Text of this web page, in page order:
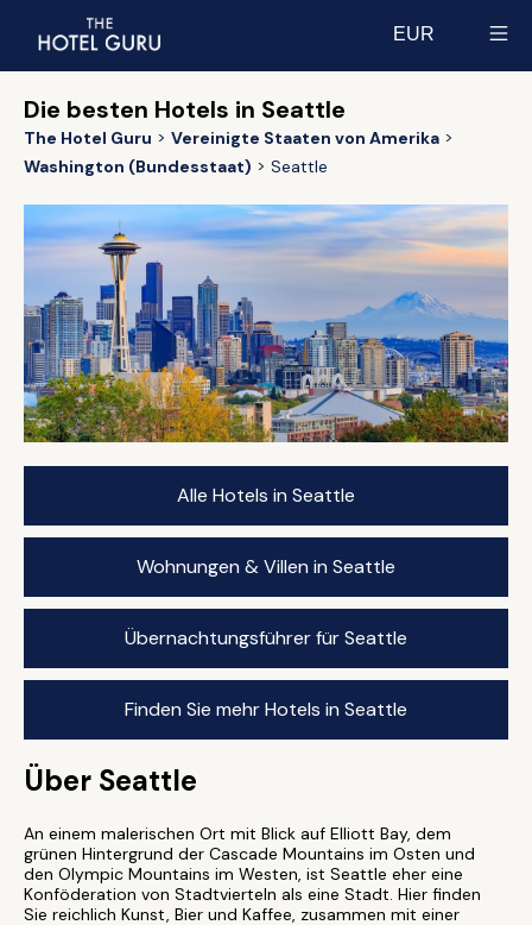
EUR
Die besten Hotels in Seattle
The Hotel Guru
Vereinigte Staaten von Amerika
Washington (Bundesstaat)
Seattle
Alle Hotels in Seattle
Wohnungen & Villen in Seattle
Übernachtungsführer für Seattle
Finden Sie mehr Hotels in Seattle
Über Seattle
An einem malerischen Ort mit Blick auf Elliott Bay, dem
grünen Hintergrund der Cascade Mountains im Osten und
den Olympic Mountains im Westen, ist Seattle eher eine
Konföderation von Stadtvierteln als eine Stadt. Hier finden
Sie reichlich Kunst, Bier und Kaffee, zusammen mit einer